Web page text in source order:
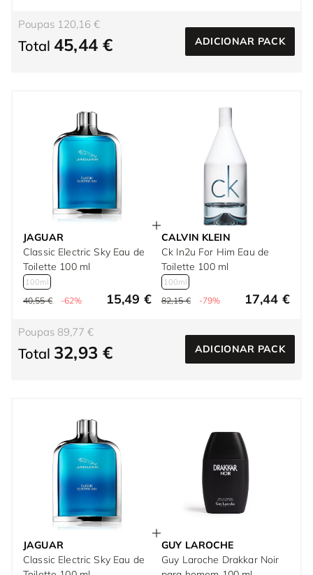
Poupas 120,16 €
Total 45,44 € ADICIONAR PACK
JAGUAR
Classic Electric Sky Eau de
Toilette 100 ml
100ml
40,55 € -62% 15,49 €
CALVIN KLEIN
Ck In2u For Him Eau de
Toilette 100 ml
100ml
82,15 € -79% 17,44 €
Poupas 89,77 €
Total 32,93 € ADICIONAR PACK
JAGUAR
Classic Electric Sky Eau de
GUY LAROCHE
Guy Laroche Drakkar Noir